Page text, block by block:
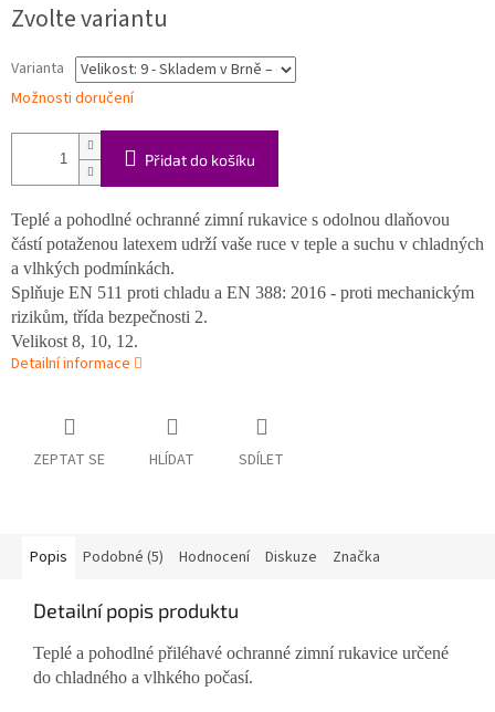
cena:
Zvolte variantu
Varianta
Možnosti doručení
Přidat do košíku
Teplé a pohodlné ochranné zimní rukavice s odolnou dlaňovou
částí potaženou latexem udrží vaše ruce v teple a suchu v chladných
a vlhkých podmínkách.
Splňuje EN 511 proti chladu a EN 388: 2016 - proti mechanickým
rizikům, třída bezpečnosti 2.
Velikost 8, 10, 12.
Detailní informace
ZEPTAT SE HLÍDAT SDÍLET
Popis Podobné (5) Hodnocení Diskuze Značka
Detailní popis produktu
Teplé a pohodlné přiléhavé ochranné zimní rukavice určené
do chladného a vlhkého počasí.